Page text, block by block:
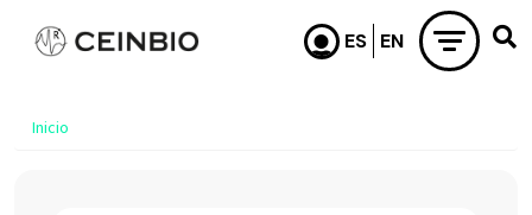
Pasar al contenido principal
Inicio